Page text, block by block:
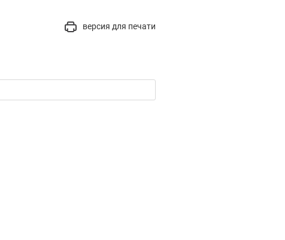
версия для печати